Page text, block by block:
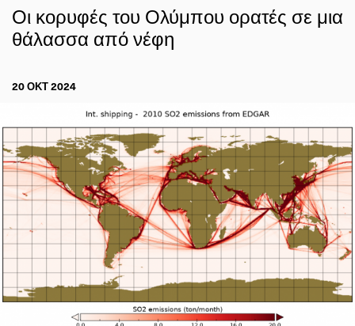
Οι κορυφές του Ολύμπου ορατές σε μια
θάλασσα από νέφη
20 ΟΚΤ 2024